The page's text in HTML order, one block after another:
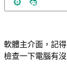
軟體主介面，記
檢查一下電腦有沒